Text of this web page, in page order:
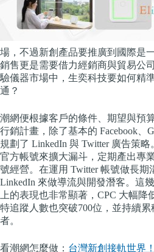
場，不過新創產品要推廣到國際是
銷售更是需要借力經銷商與貿易公
驗儀器市場中，生奕科技要如何精
通？
潮網便根據客戶的條件、期望與預
行銷計畫，除了基本的 Facebook、
規劃了 LinkedIn 與 Twitter 廣告策
官方帳號來擴大漏斗，定期產出專
號經營。在運用 Twitter 帳號做長期
LinkedIn 來做導流與開發潛客。這
上的表現也非常顯著，CPC 大幅降
特追蹤人數也突破700位，並持續
者。
看潮網怎麼做： 台灣新創接軌世界